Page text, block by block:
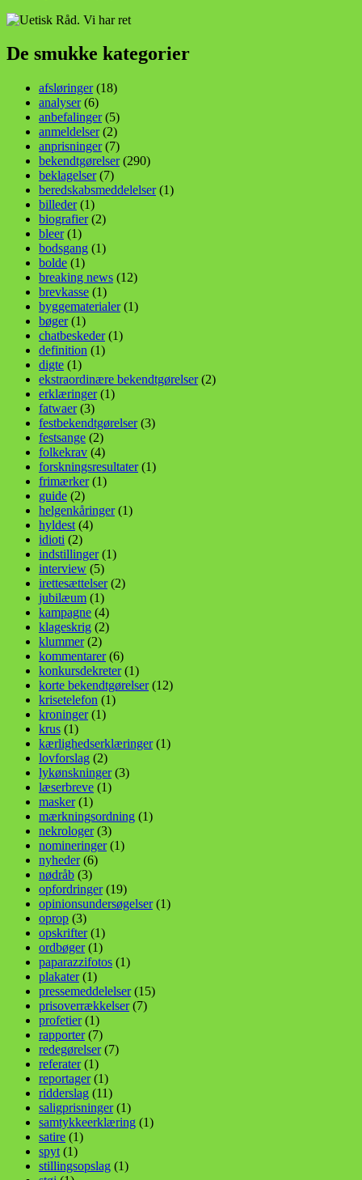
De smukke kategorier
afsløringer(18)
analyser(6)
anbefalinger(5)
anmeldelser(2)
anprisninger(7)
bekendtgørelser(290)
beklagelser(7)
beredskabsmeddelelser(1)
billeder(1)
biografier(2)
bleer(1)
bodsgang (1)
bolde (1)
breaking news (12)
brevkasse (1)
byggematerialer(1)
bøger(1)
chatbeskeder(1)
definition (1)
digte (1)
ekstraordinære bekendtgørelser(2)
erklæringer(1)
fatwaer(3)
festbekendtgørelser(3)
festsange (2)
folkekrav (4)
forskningsresultater(1)
frimærker(1)
guide (2)
helgenkåringer(1)
hyldest (4)
idioti (2)
indstillinger(1)
interview (5)
irettesættelser(2)
jubilæum (1)
kampagne (4)
klageskrig (2)
klummer(2)
kommentarer(6)
konkursdekreter(1)
korte bekendtgørelser(12)
krisetelefon (1)
kroninger(1)
krus (1)
kærlighedserklæringer(1)
lovforslag (2)
lykønskninger(3)
læserbreve (1)
masker(1)
mærkningsordning (1)
nekrologer(3)
nomineringer(1)
nyheder(6)
nødråb (3)
opfordringer(19)
opinionsundersøgelser(1)
oprop (3)
opskrifter(1)
ordbøger(1)
paparazzifotos (1)
plakater(1)
pressemeddelelser(15)
prisoverrækkelser(7)
profetier(1)
rapporter(7)
redegørelser(7)
referater(1)
reportager(1)
ridderslag (11)
saligprisninger(1)
samtykkeerklæring (1)
satire (1)
spyt (1)
stillingsopslag (1)